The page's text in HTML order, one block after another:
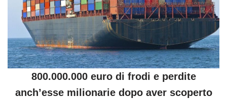
800.000.000 euro di frodi e perdite
anch’esse milionarie dopo aver scoperto